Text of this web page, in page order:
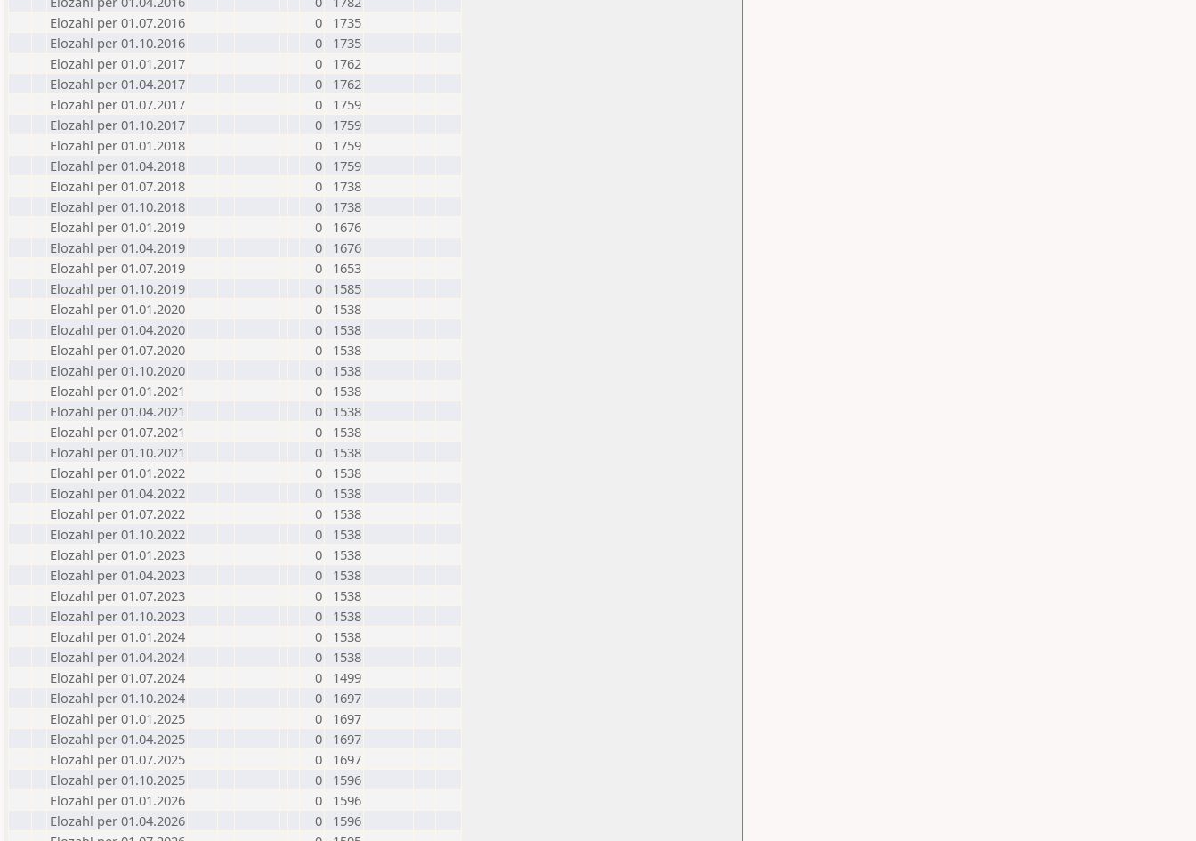
Elozahl per 01.07.2016
0
1735
Elozahl per 01.10.2016
0
1735
Elozahl per 01.01.2017
0
1762
Elozahl per 01.04.2017
0
1762
Elozahl per 01.07.2017
0
1759
Elozahl per 01.10.2017
0
1759
Elozahl per 01.01.2018
0
1759
Elozahl per 01.04.2018
0
1759
Elozahl per 01.07.2018
0
1738
Elozahl per 01.10.2018
0
1738
Elozahl per 01.01.2019
0
1676
Elozahl per 01.04.2019
0
1676
Elozahl per 01.07.2019
0
1653
Elozahl per 01.10.2019
0
1585
Elozahl per 01.01.2020
0
1538
Elozahl per 01.04.2020
0
1538
Elozahl per 01.07.2020
0
1538
Elozahl per 01.10.2020
0
1538
Elozahl per 01.01.2021
0
1538
Elozahl per 01.04.2021
0
1538
Elozahl per 01.07.2021
0
1538
Elozahl per 01.10.2021
0
1538
Elozahl per 01.01.2022
0
1538
Elozahl per 01.04.2022
0
1538
Elozahl per 01.07.2022
0
1538
Elozahl per 01.10.2022
0
1538
Elozahl per 01.01.2023
0
1538
Elozahl per 01.04.2023
0
1538
Elozahl per 01.07.2023
0
1538
Elozahl per 01.10.2023
0
1538
Elozahl per 01.01.2024
0
1538
Elozahl per 01.04.2024
0
1538
Elozahl per 01.07.2024
0
1499
Elozahl per 01.10.2024
0
1697
Elozahl per 01.01.2025
0
1697
Elozahl per 01.04.2025
0
1697
Elozahl per 01.07.2025
0
1697
Elozahl per 01.10.2025
0
1596
Elozahl per 01.01.2026
0
1596
Elozahl per 01.04.2026
0
1596